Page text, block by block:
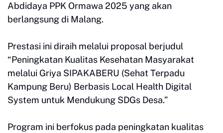
Abdidaya PPK Ormawa 2025 yang akan
berlangsung di Malang.
Prestasi ini diraih melalui proposal berjudul
“Peningkatan Kualitas Kesehatan Masyarakat
melalui Griya SIPAKABERU (Sehat Terpadu
Kampung Beru) Berbasis Local Health Digital
System untuk Mendukung SDGs Desa.”
Program ini berfokus pada peningkatan kualitas